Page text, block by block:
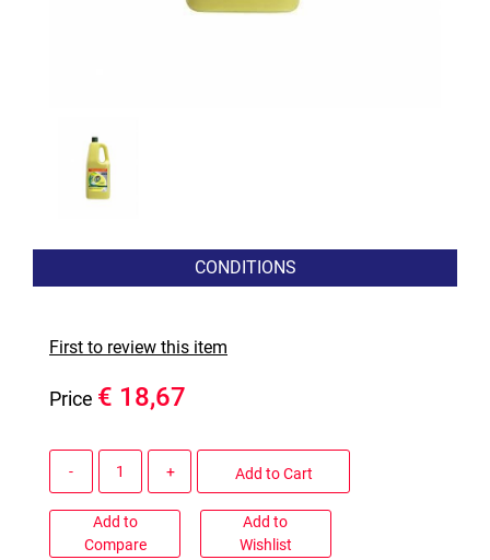
CONDITIONS
First to review this item
Price € 18,67
Add to Cart
Add to
Compare
Add to
Wishlist